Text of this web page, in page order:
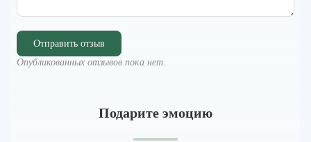
Отправить отзыв
Опубликованных отзывов пока нет.
Подарите эмоцию